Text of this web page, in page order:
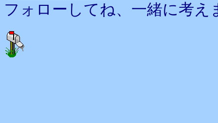
フォローしてね、一緒に考え